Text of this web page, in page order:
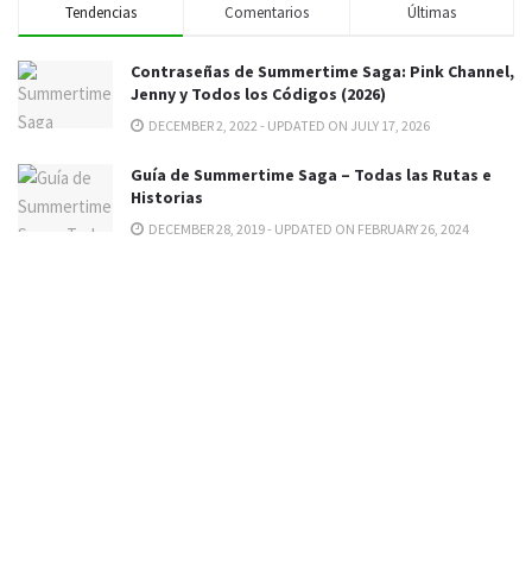
Tendencias Comentarios Últimas
Contraseñas de Summertime Saga: Pink Channel,
Jenny y Todos los Códigos (2026)
DECEMBER 2, 2022 - UPDATED ON JULY 17, 2026
Guía de Summertime Saga – Todas las Rutas e
Historias
DECEMBER 28, 2019 - UPDATED ON FEBRUARY 26, 2024